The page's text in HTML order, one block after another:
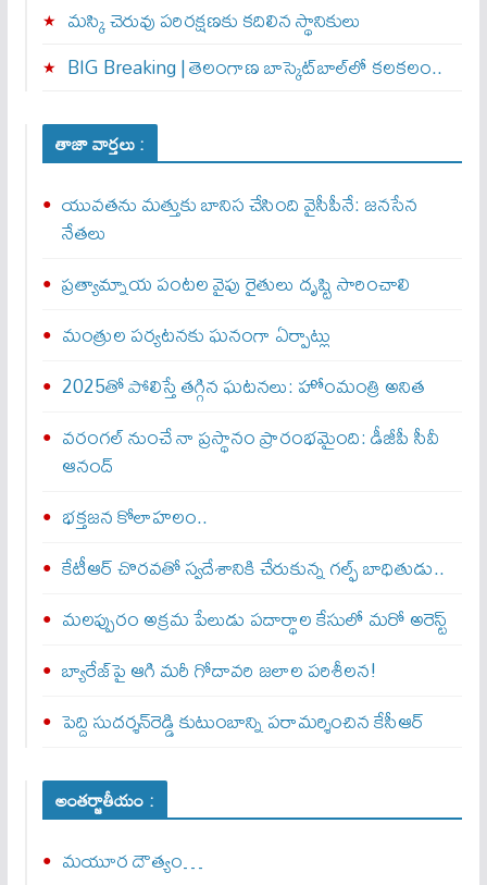
మస్కి చెరువు పరిరక్షణకు కదిలిన స్థానికులు
BIG Breaking | తెలంగాణ బాస్కెట్‌బాల్‌లో కలకలం..
తాజా వార్తలు :
యువతను మత్తుకు బానిస చేసింది వైసీపీనే: జనసేన
నేతలు
ప్రత్యామ్నాయ పంటల వైపు రైతులు దృష్టి సారించాలి
మంత్రుల పర్యటనకు ఘనంగా ఏర్పాట్లు
2025తో పోలిస్తే తగ్గిన ఘటనలు: హోంమంత్రి అనిత
వరంగల్‌ నుంచే నా ప్రస్థానం ప్రారంభమైంది: డీజీపీ సీవీ
ఆనంద్‌
భక్తజన కోలాహలం..
కేటీఆర్‌ చొరవతో స్వదేశానికి చేరుకున్న గల్ఫ్‌ బాధితుడు..
మలప్పురం అక్రమ పేలుడు పదార్థాల కేసులో మరో అరెస్ట్‌
బ్యారేజ్‌పై ఆగి మరీ గోదావరి జలాల పరిశీలన!
పెద్ది సుదర్శన్‌రెడ్డి కుటుంబాన్ని పరామర్శించిన కేసీఆర్‌
అంతర్జాతీయం :
మయూర దౌత్యం…